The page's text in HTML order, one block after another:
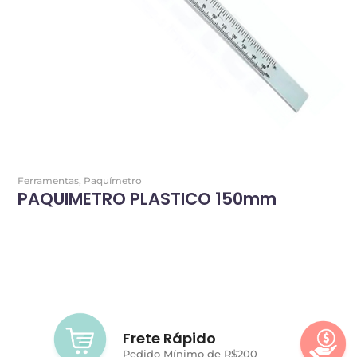
Ferramentas, Paquímetro
PAQUIMETRO PLASTICO 150mm
Frete Rápido
Pedido Mínimo de R$200